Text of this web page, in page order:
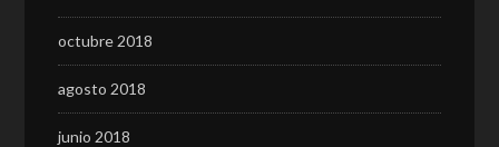
octubre 2018
agosto 2018
junio 2018